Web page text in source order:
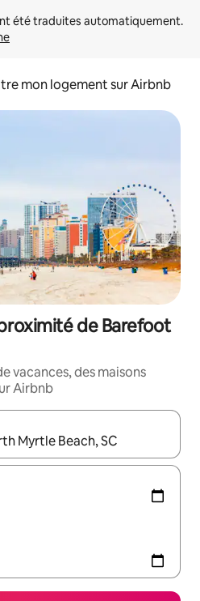
mon logement sur Airbnb
de Barefoot
vacances, des maisons
Airbnb
utilisez les flèches vers le